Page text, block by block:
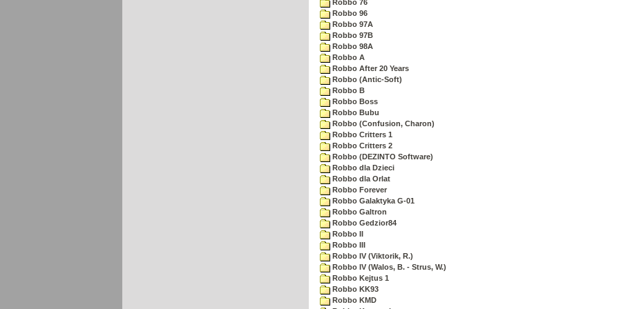
Robbo 76
Robbo 96
Robbo 97A
Robbo 97B
Robbo 98A
Robbo A
Robbo After 20 Years
Robbo (Antic-Soft)
Robbo B
Robbo Boss
Robbo Bubu
Robbo (Confusion, Charon)
Robbo Critters 1
Robbo Critters 2
Robbo (DEZINTO Software)
Robbo dla Dzieci
Robbo dla Orlat
Robbo Forever
Robbo Galaktyka G-01
Robbo Galtron
Robbo Gedzior84
Robbo II
Robbo III
Robbo IV (Viktorik, R.)
Robbo IV (Walos, B. - Strus, W.)
Robbo Kejtus 1
Robbo KK93
Robbo KMD